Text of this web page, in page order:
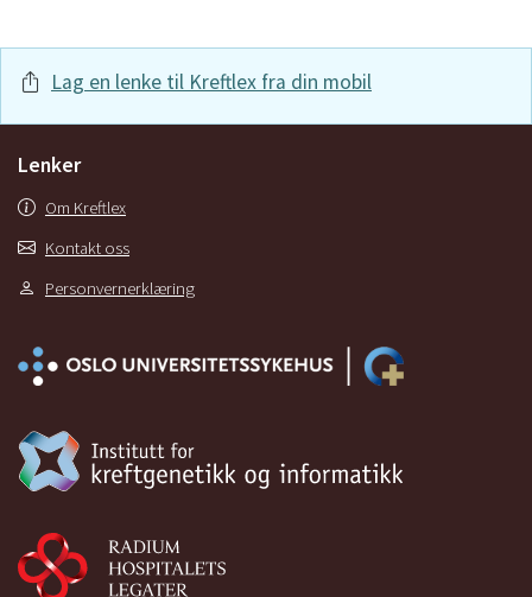
Lag en lenke til Kreftlex fra din mobil
Lenker
Om Kreftlex
Kontakt oss
Personvernerklæring